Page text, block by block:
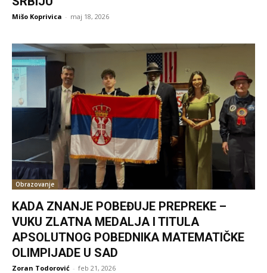
Mišo Koprivica - maj 18, 2026
Obrazovanje
KADA ZNANJE POBEĐUJE PREPREKE –
VUKU ZLATNA MEDALJA I TITULA
APSOLUTNOG POBEDNIKA MATEMATIČKE
OLIMPIJADE U SAD
Zoran Todorović - feb 21, 2026